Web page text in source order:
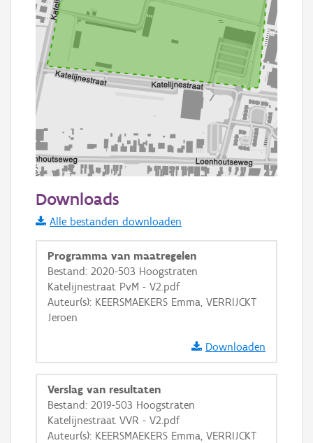
Informatie Vlaanderen
i
+ −
Basis Lagen
OSM-Basiskaart
Downloads
Alle bestanden downloaden
Programma van maatregelen
Bestand: 2020-503 Hoogstraten
Katelijnestraat PvM - V2.pdf
Auteur(s): KEERSMAEKERS Emma, VERRIJCKT
Jeroen
Downloaden
Verslag van resultaten
Bestand: 2019-503 Hoogstraten
Katelijnestraat VVR - V2.pdf
Auteur(s): KEERSMAEKERS Emma, VERRIJCKT